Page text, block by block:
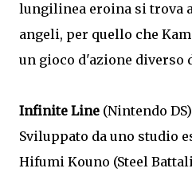
lungilinea eroina si trova
angeli, per quello che
un gioco d'azione diverso
Infinite Line (Nintendo DS)
Sviluppato da uno studio
Hifumi Kouno (Steel